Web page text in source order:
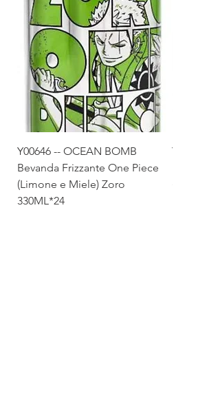
Y00646 -- OCEAN BOMB
Bevanda Frizzante One Piece
(Limone e Miele) Zoro
330ML*24
Y00645 --